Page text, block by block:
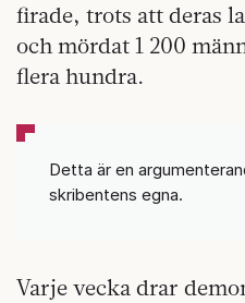
firade, trots att deras
och mördat 1 200
flera hundra.
Detta är en
skribentens egna.
Varje vecka drar